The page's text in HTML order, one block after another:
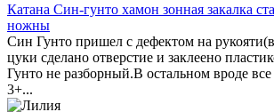
Катана Син-гунто хамон зонная закалка
ножны
Син Гунто пришел с дефектом на
цуки сделано отверстие и заклеено
Гунто не разборный.В остальном вроде
3+...